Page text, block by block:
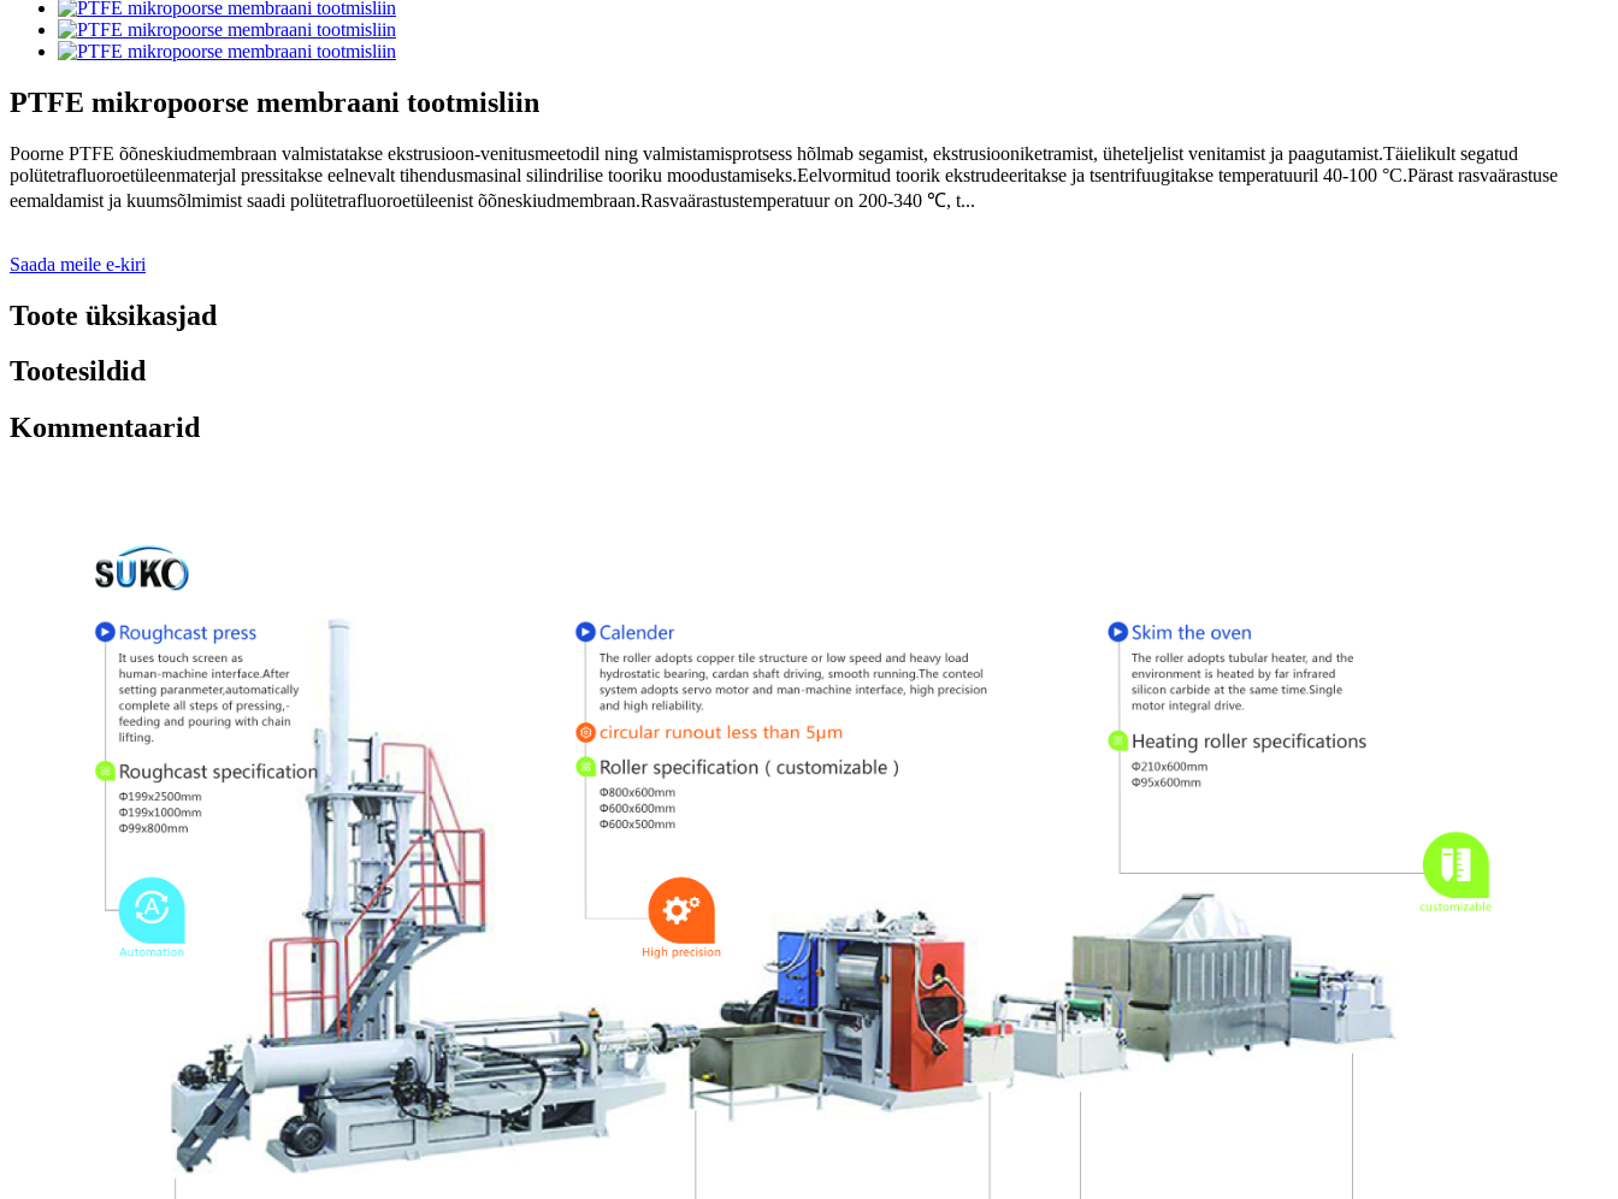
PTFE mikropoorse membraani tootmisliin
Poorne PTFE õõneskiudmembraan valmistatakse ekstrusioon-venitusmeetodil ning valmistamisprotsess hõlmab segamist, ekstrusiooniketramist, üheteljelist venitamist ja paagutamist.Täielikult segatud
polütetrafluoroetüleenmaterjal pressitakse eelnevalt tihendusmasinal silindrilise tooriku moodustamiseks.Eelvormitud toorik ekstrudeeritakse ja tsentrifuugitakse temperatuuril 40-100 °C.Pärast rasvaärastuse
eemaldamist ja kuumsõlmimist saadi polütetrafluoroetüleenist õõneskiudmembraan.Rasvaärastustemperatuur on 200-340 ℃, t...
Saada meile e-kiri
Toote üksikasjad
Tootesildid
Kommentaarid